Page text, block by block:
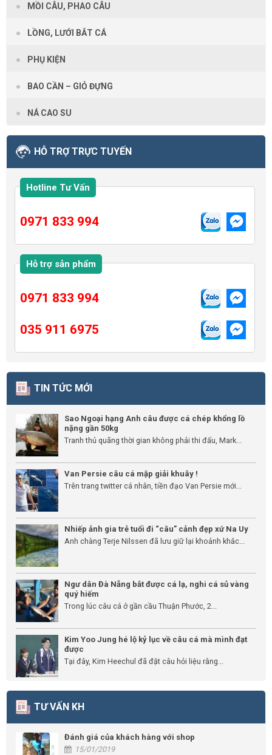
MỒI CÂU, PHAO CÂU
LỒNG, LƯỚI BẮT CÁ
PHỤ KIỆN
BAO CẦN – GIỎ ĐỰNG
NÁ CAO SU
HỖ TRỢ TRỰC TUYẾN
Hotline Tư Vấn
0971 833 994
Hỗ trợ sản phẩm
0971 833 994
035 911 6975
TIN TỨC MỚI
Sao Ngoại hạng Anh câu được cá chép khổng lồ
nặng gần 50kg
Tranh thủ quãng thời gian không phải thi đấu, Mark...
Van Persie câu cá mập giải khuây !
Trên trang twitter cá nhân, tiền đạo Van Persie mới...
Nhiếp ảnh gia trẻ tuổi đi “câu” cảnh đẹp xứ Na Uy
Anh chàng Terje Nilssen đã lưu giữ lại khoảnh khắc...
Ngư dân Đà Nẵng bắt được cá lạ, nghi cá sủ vàng
quý hiếm
Trong lúc câu cá ở gần cầu Thuận Phước, 2...
Kim Yoo Jung hé lộ kỷ lục về câu cá mà mình đạt
được
Tại đây, Kim Heechul đã đặt câu hỏi liệu rằng...
TƯ VẤN KH
Đánh giá của khách hàng với shop
15/01/2019